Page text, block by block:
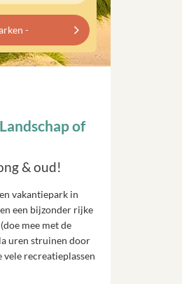
-
of
& oud!
vakantiepark in
een bijzonder rijke
mee met de
uren struinen door
recreatieplassen